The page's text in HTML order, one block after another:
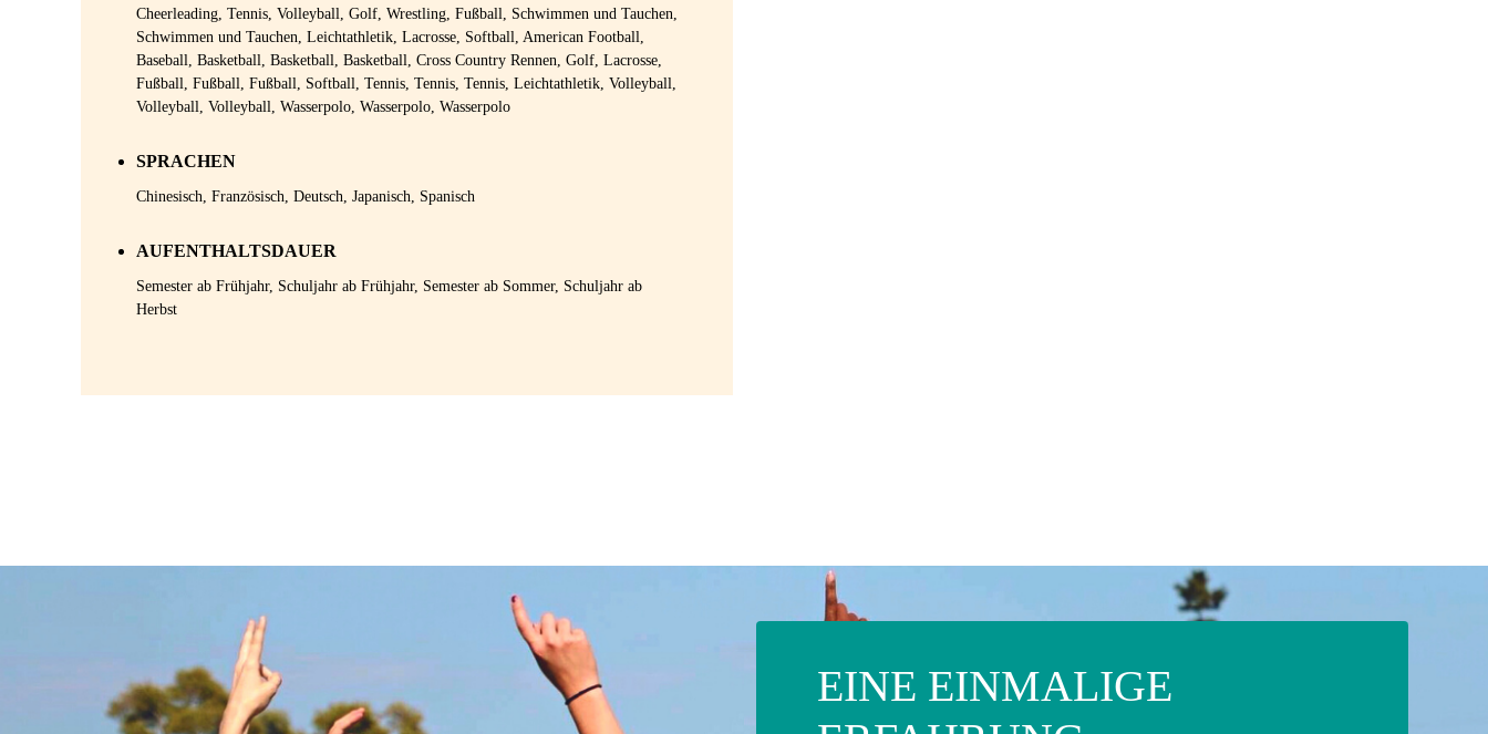
Cheerleading, Tennis, Volleyball, Golf, Wrestling, Fußball, Schwimmen und Tauchen,
Schwimmen und Tauchen, Leichtathletik, Lacrosse, Softball, American Football,
Baseball, Basketball, Basketball, Basketball, Cross Country Rennen, Golf, Lacrosse,
Fußball, Fußball, Fußball, Softball, Tennis, Tennis, Tennis, Leichtathletik, Volleyball,
Volleyball, Volleyball, Wasserpolo, Wasserpolo, Wasserpolo
SPRACHEN
Chinesisch, Französisch, Deutsch, Japanisch, Spanisch
AUFENTHALTSDAUER
Semester ab Frühjahr, Schuljahr ab Frühjahr, Semester ab Sommer, Schuljahr ab
Herbst
EINE EINMALIGE